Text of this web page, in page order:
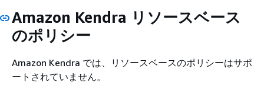
Amazon Kendra リソースベース
のポリシー
Amazon Kendra では、リソースベースのポリシーはサポ
ートされていません。